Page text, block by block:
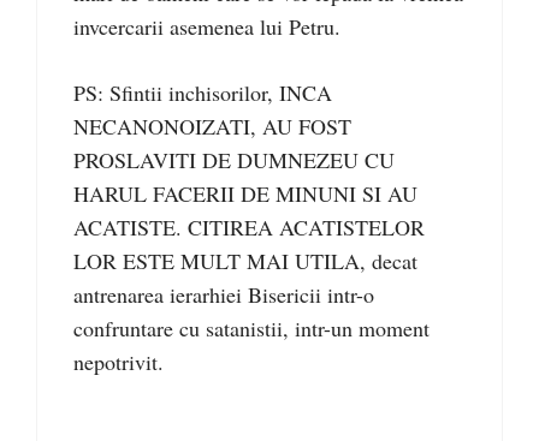
invcercarii asemenea lui Petru.
PS: Sfintii inchisorilor, INCA
NECANONOIZATI, AU FOST
PROSLAVITI DE DUMNEZEU CU
HARUL FACERII DE MINUNI SI AU
ACATISTE. CITIREA ACATISTELOR
LOR ESTE MULT MAI UTILA, decat
antrenarea ierarhiei Bisericii intr-o
confruntare cu satanistii, intr-un moment
nepotrivit.